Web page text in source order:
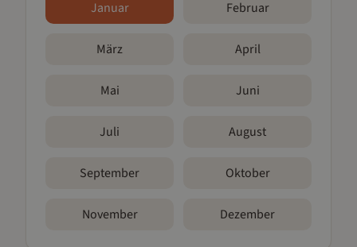
Januar Februar
März April
Mai Juni
Juli August
September Oktober
November Dezember